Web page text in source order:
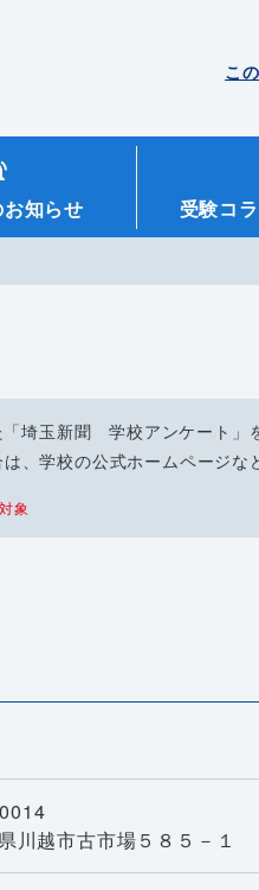
こ
知らせ 受験コ
埼玉新聞 学校アンケート」
、学校の公式ホームページな
象
川越市古市場５８５－１